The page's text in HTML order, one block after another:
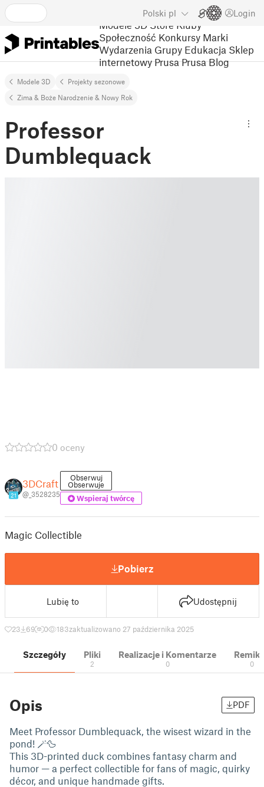
Polski pl Login
Modele 3D Store Kluby
Społeczność Konkursy Marki
Wydarzenia Grupy Edukacja Sklep
internetowy Prusa Prusa Blog
Modele 3D
Projekty sezonowe
Zima & Boże Narodzenie & Nowy Rok
Professor
Dumblequack
0 oceny
21
3DCraft
@_3528235
Obserwuj
Obserwuje
Wspieraj twórcę
Magic Collectible
Pobierz
Lubię to Udostępnij
23 69 0 183zaktualizowano 27 października 2025
Szczegóły Pliki
2
Realizacje i Komentarze
0 0
Opis PDF
Meet Professor Dumblequack, the wisest wizard in the
pond! 🪄🦆
This 3D-printed duck combines fantasy charm and
humor — a perfect collectible for fans of magic, quirky
décor, and unique handmade gifts.